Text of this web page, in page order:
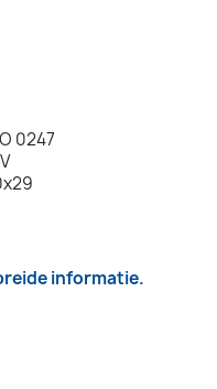
0247
informatie.